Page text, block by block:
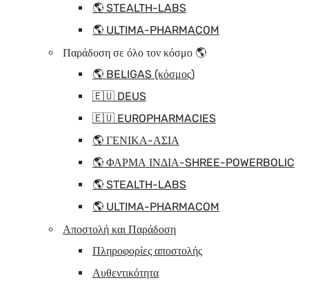
🌎 STEALTH-LABS
🌎 ULTIMA-PHARMACOM
Παράδοση σε όλο τον κόσμο 🌎
🌎 BELIGAS (κόσμος)
🇪🇺 DEUS
🇪🇺 EUROPHARMACIES
🌎 ΓΕΝΙΚΑ-ΑΣΙΑ
🌎 ΦΑΡΜΑ ΙΝΔΙΑ-SHREE-POWERBOLIC
🌎 STEALTH-LABS
🌎 ULTIMA-PHARMACOM
Αποστολή και Παράδοση
Πληροφορίες αποστολής
Αυθεντικότητα